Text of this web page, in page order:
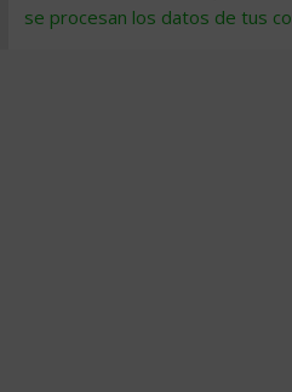
se procesan los datos de tus